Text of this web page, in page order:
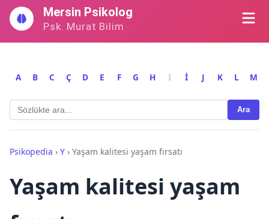
İçeriğe
geç
Mersin Psikolog
Psk. Murat Bilim
A B C Ç D E F G H I İ J K L M
Ara
Psikopedia › Y › Yaşam kalitesi yaşam fırsatı
Yaşam kalitesi yaşam